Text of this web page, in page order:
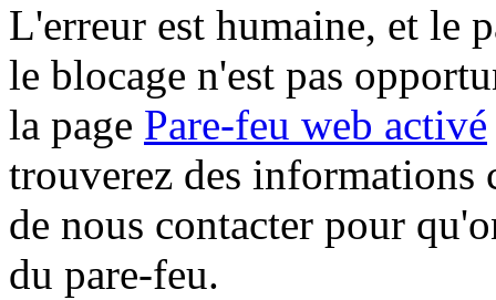
L'erreur est humaine, et le
le blocage n'est pas
la page Pare-feu web activé
trouverez des informations
de nous contacter pour
du pare-feu.